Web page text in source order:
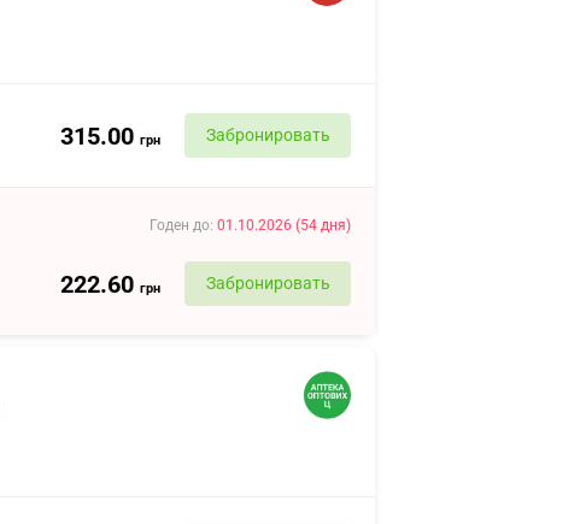
315.00 грн Забронировать
Годен до: 01.10.2026 (54 дня)
222.60 грн Забронировать